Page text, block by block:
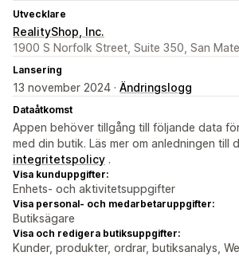
Utvecklare
RealityShop, Inc.
1900 S Norfolk Street, Suite 350, San
Lansering
13 november 2024 · Ändringslogg
Dataåtkomst
Appen behöver tillgång till följande data
med din butik. Läs mer om anledningen till
integritetspolicy .
Visa kunduppgifter:
Enhets- och aktivitetsuppgifter
Visa personal- och medarbetaruppgifter:
Butiksägare
Visa och redigera butiksuppgifter:
Kunder, produkter, ordrar, butiksanalys,